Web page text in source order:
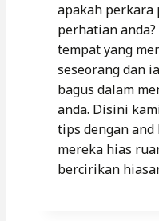
apakah perkara
perhatian
tempat yang
seseorang dan
bagus dalam
anda. Disini
tips dengan and
mereka hias
bercirikan